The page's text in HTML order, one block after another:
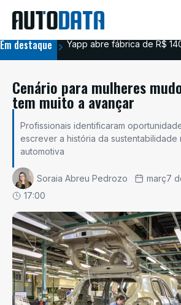
Em destaque Yapp abre fábrica de R$
Cenário para mulheres
tem muito a avançar
Profissionais identificaram
escrever a história da sustentabilidade
automotiva
Soraia Abreu Pedrozo
març7
17:00